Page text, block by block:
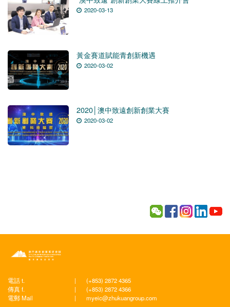
2020-03-13
黃金賽道賦能青創新機遇
2020-03-02
2020│澳中致遠創新創業大賽
2020-03-02
電話 t. |
(+853) 2872 4365
傳真 f.
|
(+853) 2872 4366
電郵 Mail
| myeic@zhukuangroup.com